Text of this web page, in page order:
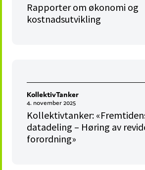
Rapporter om økonomi og
kostnadsutvikling
KollektivTanker
4. november 2025
Kollektivtanker:
datadeling – Høring av
forordning»